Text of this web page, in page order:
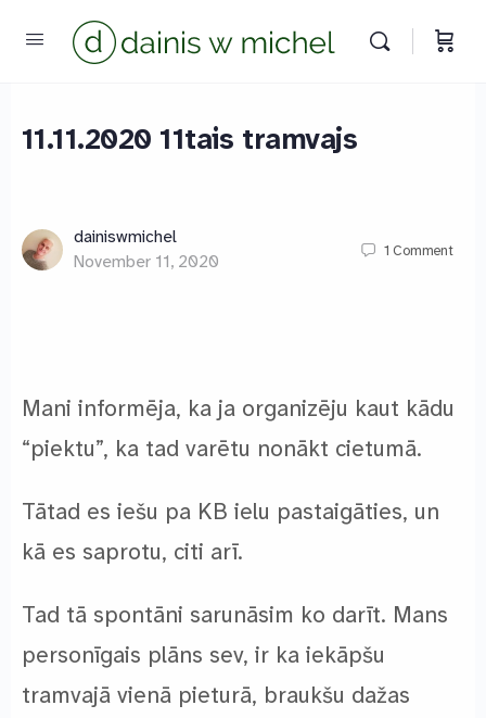
11.11.2020 11tais tramvajs
dainiswmichel
November 11, 2020
1Comment
Mani informēja, ka ja organizēju kaut kādu
“piektu”, ka tad varētu nonākt cietumā.
Tātad es iešu pa KB ielu pastaigāties, un
kā es saprotu, citi arī.
Tad tā spontāni sarunāsim ko darīt. Mans
personīgais plāns sev, ir ka iekāpšu
tramvajā vienā pieturā, braukšu dažas